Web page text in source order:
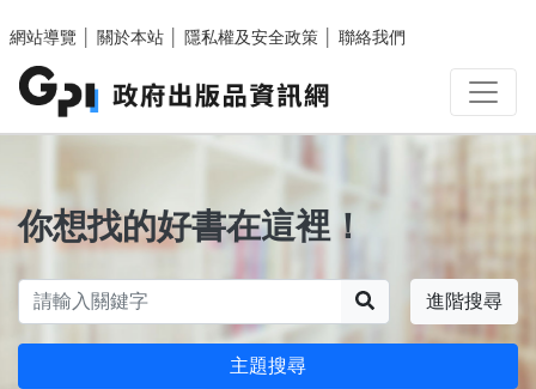
網站導覽
關於本站 隱私權及安全政策 聯絡我們
你想找的好書在這裡！
進階搜尋
主題搜尋